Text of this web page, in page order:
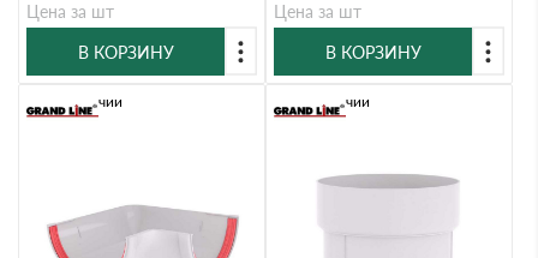
Цена за шт
В КОРЗИНУ
Цена за шт
В КОРЗИНУ
В наличии В наличии